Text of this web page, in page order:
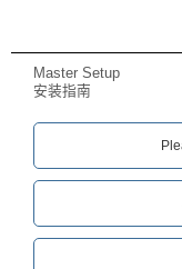
Master Setup
安装指南